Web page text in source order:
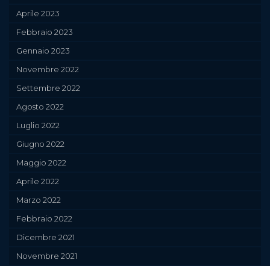
Aprile 2023
Febbraio 2023
Gennaio 2023
Novembre 2022
Settembre 2022
Agosto 2022
Luglio 2022
Giugno 2022
Maggio 2022
Aprile 2022
Marzo 2022
Febbraio 2022
Dicembre 2021
Novembre 2021